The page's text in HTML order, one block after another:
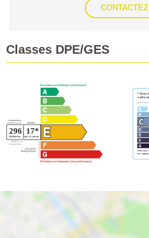
Classes DPE/GES